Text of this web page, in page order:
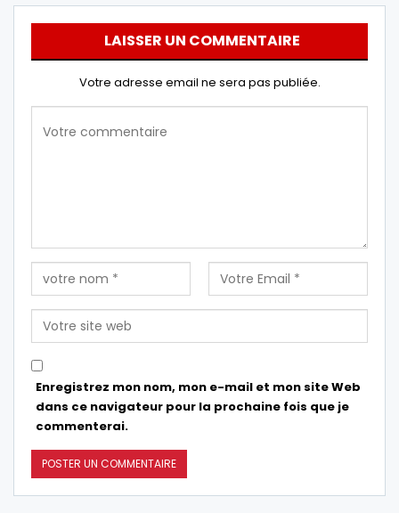
LAISSER UN COMMENTAIRE
Votre adresse email ne sera pas publiée.
Enregistrez mon nom, mon e-mail et mon site Web
dans ce navigateur pour la prochaine fois que je
commenterai.